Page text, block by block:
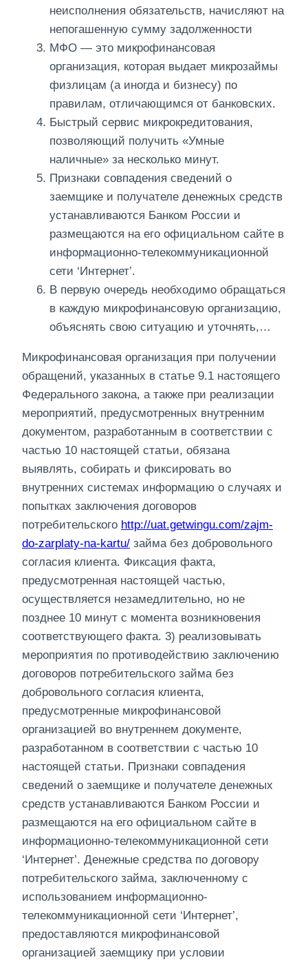
неисполнения обязательств, начисляют на
непогашенную сумму задолженности
МФО — это микрофинансовая
организация, которая выдает микрозаймы
физлицам (а иногда и бизнесу) по
правилам, отличающимся от банковских.
Быстрый сервис микрокредитования,
позволяющий получить «Умные
наличные» за несколько минут.
Признаки совпадения сведений о
заемщике и получателе денежных средств
устанавливаются Банком России и
размещаются на его официальном сайте в
информационно-телекоммуникационной
сети ‘Интернет’.
В первую очередь необходимо обращаться
в каждую микрофинансовую организацию,
объяснять свою ситуацию и уточнять,…
Микрофинансовая организация при получении
обращений, указанных в статье 9.1 настоящего
Федерального закона, а также при реализации
мероприятий, предусмотренных внутренним
документом, разработанным в соответствии с
частью 10 настоящей статьи, обязана
выявлять, собирать и фиксировать во
внутренних системах информацию о случаях и
попытках заключения договоров
потребительского http://uat.getwingu.com/zajm-
do-zarplaty-na-kartu/ займа без добровольного
согласия клиента. Фиксация факта,
предусмотренная настоящей частью,
осуществляется незамедлительно, но не
позднее 10 минут с момента возникновения
соответствующего факта. 3) реализовывать
мероприятия по противодействию заключению
договоров потребительского займа без
добровольного согласия клиента,
предусмотренные микрофинансовой
организацией во внутреннем документе,
разработанном в соответствии с частью 10
настоящей статьи. Признаки совпадения
сведений о заемщике и получателе денежных
средств устанавливаются Банком России и
размещаются на его официальном сайте в
информационно-телекоммуникационной сети
‘Интернет’. Денежные средства по договору
потребительского займа, заключенному с
использованием информационно-
телекоммуникационной сети ‘Интернет’,
предоставляются микрофинансовой
организацией заемщику при условии